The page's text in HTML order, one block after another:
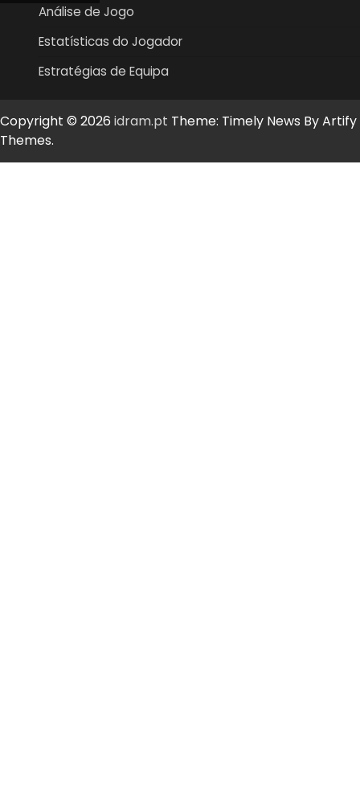
Análise de Jogo
Estatísticas do Jogador
Estratégias de Equipa
Copyright © 2026 idram.pt Theme: Timely News ByArtify
Themes.